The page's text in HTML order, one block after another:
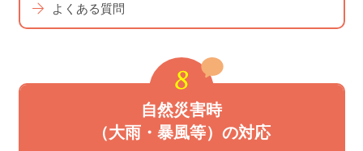
よくある質問
⾃然災害時
（⼤⾬・暴⾵等）の対応